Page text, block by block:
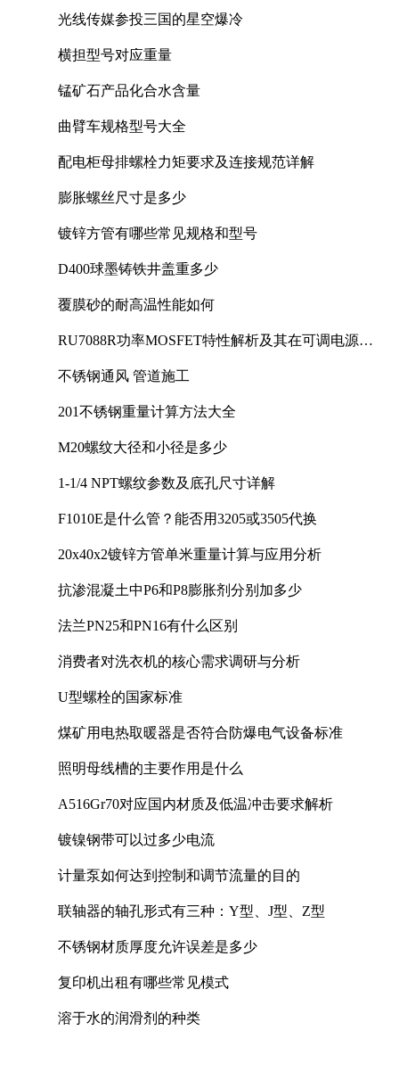
光线传媒参投三国的星空爆冷
横担型号对应重量
锰矿石产品化合水含量
曲臂车规格型号大全
配电柜母排螺栓力矩要求及连接规范详解
膨胀螺丝尺寸是多少
镀锌方管有哪些常见规格和型号
D400球墨铸铁井盖重多少
覆膜砂的耐高温性能如何
RU7088R功率MOSFET特性解析及其在可调电源设
不锈钢通风 管道施工
201不锈钢重量计算方法大全
M20螺纹大径和小径是多少
1-1/4 NPT螺纹参数及底孔尺寸详解
F1010E是什么管？能否用3205或3505代换
20x40x2镀锌方管单米重量计算与应用分析
抗渗混凝土中P6和P8膨胀剂分别加多少
法兰PN25和PN16有什么区别
消费者对洗衣机的核心需求调研与分析
U型螺栓的国家标准
煤矿用电热取暖器是否符合防爆电气设备标准
照明母线槽的主要作用是什么
A516Gr70对应国内材质及低温冲击要求解析
镀镍钢带可以过多少电流
计量泵如何达到控制和调节流量的目的
联轴器的轴孔形式有三种：Y型、J型、Z型
不锈钢材质厚度允许误差是多少
复印机出租有哪些常见模式
溶于水的润滑剂的种类